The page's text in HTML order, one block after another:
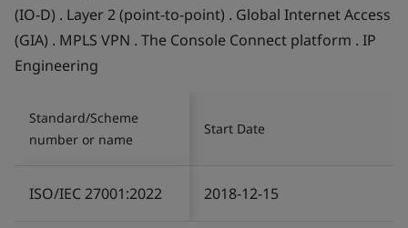
(IO-D) . Layer 2 (point-to-point) . Global Internet Access
(GIA) . MPLS VPN . The Console Connect platform . IP
Engineering
Standard/Scheme
number or name
Start Date
ISO/IEC 27001:2022 2018-12-15